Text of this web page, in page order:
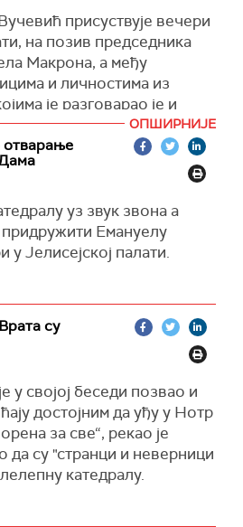
и сакупите у радости
рекао је Улрих и потом
затим у пратњи
Емануела Макрона и
Брижит Макрон крочио
је захвалио вечерас, на
обновљене катедрале
катедрале која је тешко
пет година. Рекао је да
Дама помогли донатори са
"братски" помогну.
неодвојива је од
Макрон, подсећајући на
све важне догађаје
присуствује вечери
на позив председника
Макрона, а међу
и личностима из
је разговарао је и
је уочи вечере
председником ФИФА
Париз дошао са супругом
присуствовао свечаној
у Паризу.
ОПШИРНИЈЕ
уз звук звона а
Емануелу
Јелисејској палати.
су
у својој беседи позвао и
достојним да уђу у Нотр
за све“, рекао је
да су "странци и неверници
катедралу.